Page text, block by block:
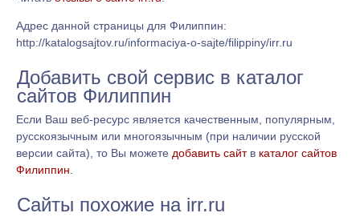
Адрес данной страницы для Филиппин:
http://katalogsajtov.ru/informaciya-o-sajte/filippiny/irr.ru
Добавить свой сервис в каталог
сайтов Филиппин
Если Ваш веб-ресурс является качественным, популярным,
русскоязычным или многоязычным (при наличии русской
версии сайта), то Вы можете добавить сайтв каталог сайтов
Филиппин
Сайты похожие на irr.ru